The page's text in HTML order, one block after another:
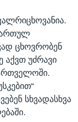
ცხოვრობენ
აქვთ უძრავი
სხვადასხვა